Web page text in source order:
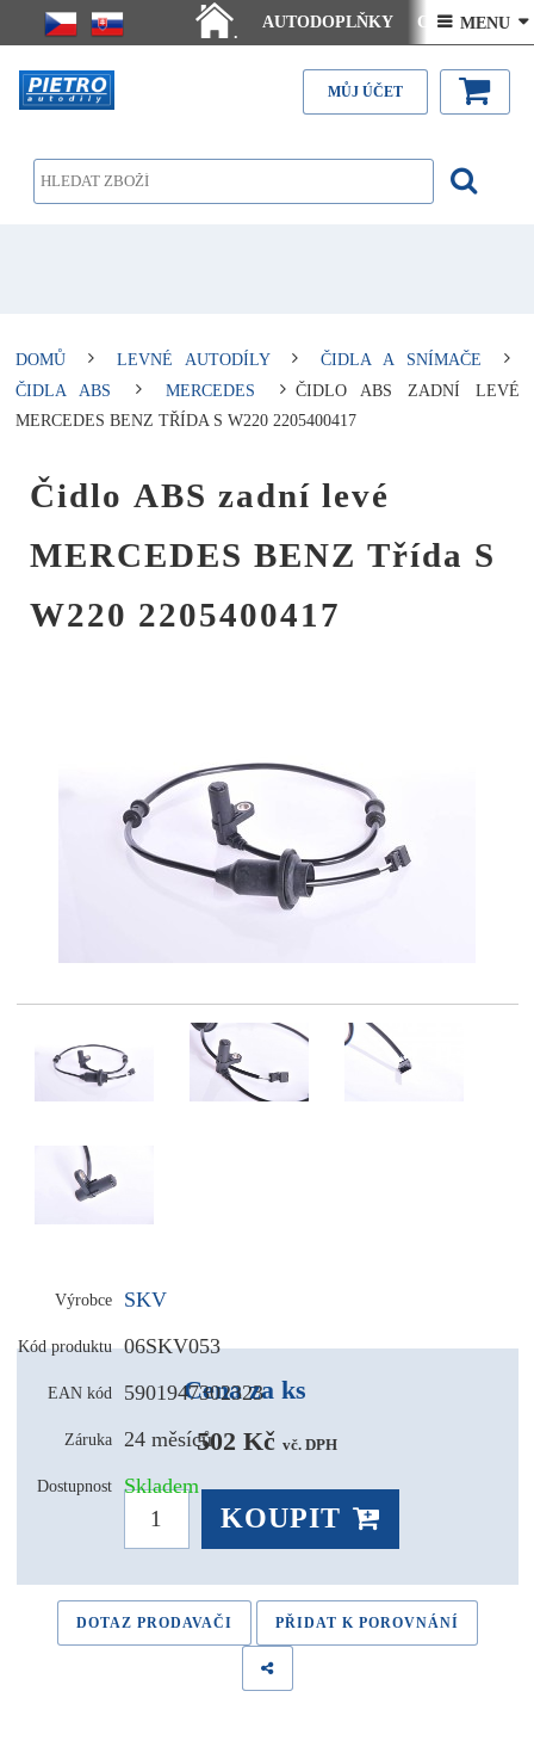
.
AUTODOPLŇKY Ceny doručení
Články - návody Kontakt
 MENU 
MŮJ ÚČET
DOMŮ LEVNÉ AUTODÍLY
ČIDLA A SNÍMAČE
ČIDLA ABS
MERCEDES
ČIDLO ABS ZADNÍ LEVÉ
MERCEDES BENZ TŘÍDA S W220 2205400417
Čidlo ABS zadní levé
MERCEDES BENZ Třída S
W220 2205400417
Výrobce SKV
Kód produktu 06SKV053
EAN kód 5901947302323
Záruka 24 měsíců
Dostupnost Skladem
Cena za ks
502 Kč vč. DPH
KOUPIT
DOTAZ PRODAVAČI PŘIDAT K POROVNÁNÍ